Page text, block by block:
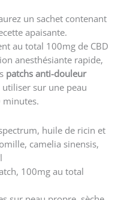
un sachet contenant
apaisante.
au total 100mg de CBD
anesthésiante rapide,
patchs anti-douleur
sur une peau
minutes.
, huile de ricin et
camelia sinensis,
100mg au total